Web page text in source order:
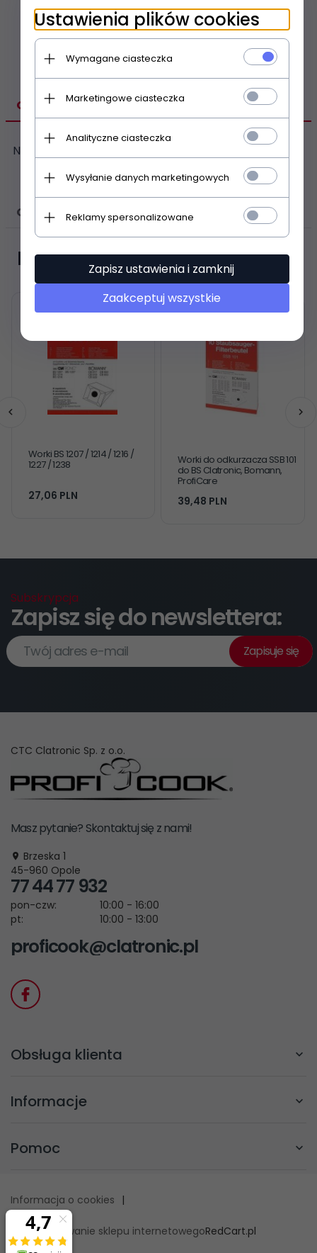
Drukuj stronę
OPIS PRODUKTU
N
OPINIE KLIENTÓW
Polecamy
Worki BS 1207 / 1214 / 1216 /
1227 / 1238
27,06 PLN
Worki do odkurzacza SSB 101
do BS Clatronic, Bomann,
ProfiCare
39,48 PLN
Subskrypcja
Zapisz się do newslettera:
Twój adres e-mail Zapisuje się
CTC Clatronic Sp. z o.o.
Masz pytanie? Skontaktuj się z nami!
Brzeska 1
45-960 Opole
77 44 77 932
pon-czw:
10:00 - 16:00
pt:
10:00 - 13:00
proficook@clatronic.pl
Obsługa klienta
Informacje
Pomoc
Informacja o cookies |
oprogramowanie sklepu internetowegoRedCart.pl
Ustawienia plików cookies
Wymagane ciasteczka
Marketingowe ciasteczka
Analityczne ciasteczka
Wysyłanie danych marketingowych
Reklamy spersonalizowane
Zapisz ustawienia i zamknij
Zaakceptuj wszystkie